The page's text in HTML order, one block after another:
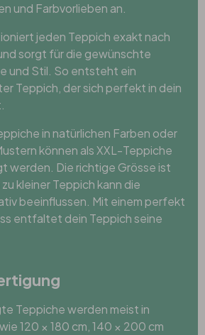
und Farbvorlieben an.
jeden Teppich exakt nach
sorgt für die gewünschte
und Stil. So entsteht ein
Teppich, der sich perfekt in dein
in natürlichen Farben oder
können als XXL-Teppiche
werden. Die richtige Grösse ist
kleiner Teppich kann die
beeinflussen. Mit einem perfekt
entfaltet dein Teppich seine
Teppiche werden meist in
120 × 180 cm, 140 × 200 cm